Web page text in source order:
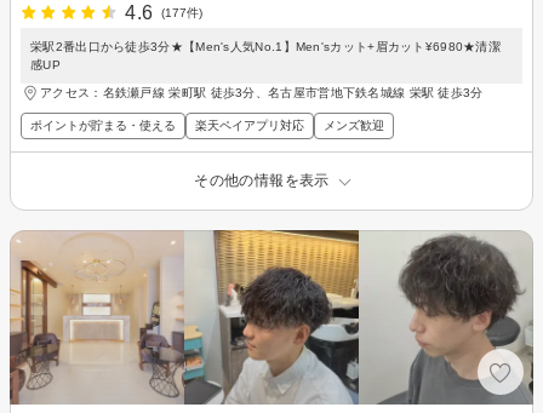
4.6
(177件)
栄駅2番出口から徒歩3分★【Men's人気No.1】Men'sカット+眉カット¥6980★清潔
感UP
アクセス：名鉄瀬戸線 栄町駅 徒歩3分、名古屋市営地下鉄名城線 栄駅 徒歩3分
ポイントが貯まる・使える 楽天ペイアプリ対応 メンズ歓迎
その他の情報を表示